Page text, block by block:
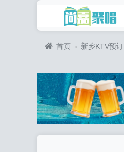
首页 › 新乡KTV预订